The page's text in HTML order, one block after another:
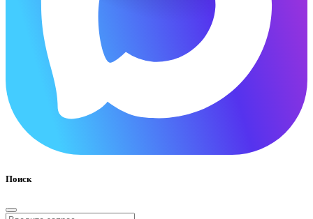
Поиск